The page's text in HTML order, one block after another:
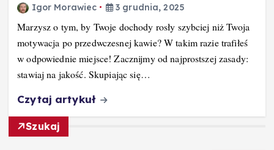
Igor Morawiec 3 grudnia, 2025
Marzysz o tym, by Twoje dochody rosły szybciej niż Twoja
motywacja po przedwczesnej kawie? W takim razie trafiłeś
w odpowiednie miejsce! Zacznijmy od najprostszej zasady:
stawiaj na jakość. Skupiając się…
Czytaj artykuł
Szukaj